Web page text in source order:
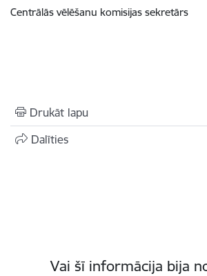
Centrālās vēlēšanu komisijas sekretārs
Drukāt lapu
Dalīties
Vai šī informācija bija